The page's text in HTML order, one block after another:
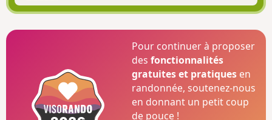
Pour continuer à proposer
desfonctionnalités
gratuites et pratiques en
randonnée, soutenez-nous
en donnant un petit coup
de pouce !